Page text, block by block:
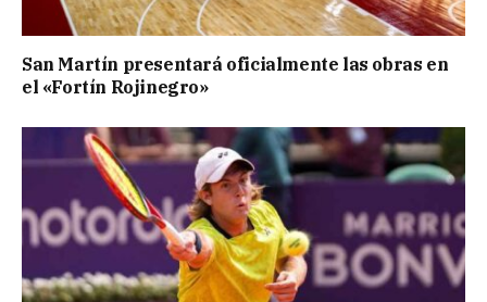
San Martín presentará oficialmente las obras en
el «Fortín Rojinegro»